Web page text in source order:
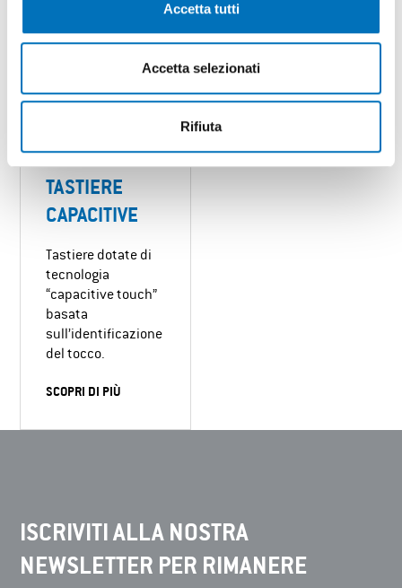
Accetta tutti
Accetta selezionati
Rifiuta
TASTIERE
CAPACITIVE
Tastiere dotate di
tecnologia
“capacitive touch”
basata
sull’identificazione
del tocco.
SCOPRI DI PIÙ
ISCRIVITI ALLA NOSTRA
NEWSLETTER PER RIMANERE